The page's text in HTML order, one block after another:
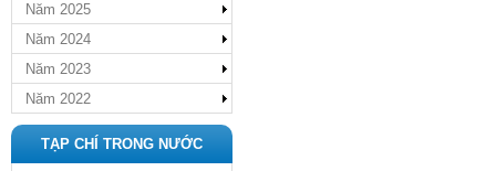
Năm 2025
Năm 2024
Năm 2023
Năm 2022
TẠP CHÍ TRONG NƯỚC